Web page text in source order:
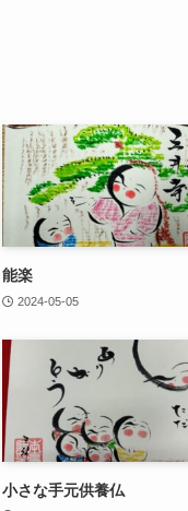
能楽
2024-05-05
小さな手元供養仏